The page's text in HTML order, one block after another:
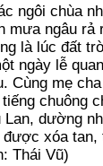
ngôi chùa
mưa ngâu rả
là lúc đất
ngày lễ
Cùng mẹ
chuông
Lan, dường
được xóa tan,
Thái Vũ)